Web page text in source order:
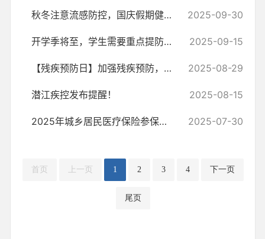
秋冬注意流感防控，国庆假期健康提示！ 2025-09-30
开学季将至，学生需要重点提防哪些传染病？成人如何选择适合自己的疫苗... 2025-09-15
【残疾预防日】加强残疾预防，促进全民健康——杨市街道在行动 2025-08-29
潜江疾控发布提醒！ 2025-08-15
2025年城乡居民医疗保险参保政策明白单 2025-07-30
首页 上一页 1 2 3 4 下一页
尾页